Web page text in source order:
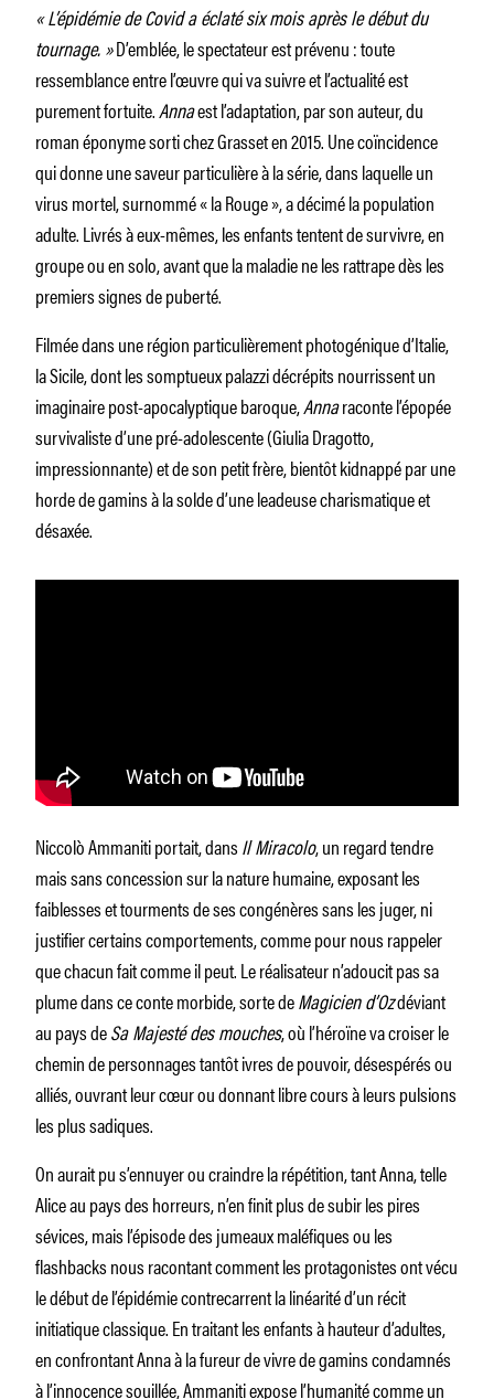
« L’épidémie de Covid a éclaté six mois après le début du
tournage. »D’emblée, le spectateur est prévenu : toute
ressemblance entre l’œuvre qui va suivre et l’actualité est
purement fortuite.Annaest l’adaptation, par son auteur, du
roman éponyme sorti chez Grasset en 2015. Une coïncidence
qui donne une saveur particulière à la série, dans laquelle un
virus mortel, surnommé « la Rouge », a décimé la population
adulte. Livrés à eux-mêmes, les enfants tentent de survivre, en
groupe ou en solo, avant que la maladie ne les rattrape dès les
premiers signes de puberté.
Filmée dans une région particulièrement photogénique d’Italie,
la Sicile, dont les somptueux palazzi décrépits nourrissent un
imaginaire post-apocalyptique baroque,Annaraconte l’épopée
survivaliste d’une pré-adolescente (Giulia Dragotto,
impressionnante) et de son petit frère, bientôt kidnappé par une
horde de gamins à la solde d’une leadeuse charismatique et
désaxée.
Niccolò Ammaniti portait, dansIl Miracolo, un regard tendre
mais sans concession sur la nature humaine, exposant les
faiblesses et tourments de ses congénères sans les juger, ni
justifier certains comportements, comme pour nous rappeler
que chacun fait comme il peut. Le réalisateur n’adoucit pas sa
plume dans ce conte morbide, sorte deMagicien d’Ozdéviant
au pays deSa Majesté des mouches, où l’héroïne va croiser le
chemin de personnages tantôt ivres de pouvoir, désespérés ou
alliés, ouvrant leur cœur ou donnant libre cours à leurs pulsions
les plus sadiques.
On aurait pu s’ennuyer ou craindre la répétition, tant Anna, telle
Alice au pays des horreurs, n’en finit plus de subir les pires
sévices, mais l’épisode des jumeaux maléfiques ou les
flashbacks nous racontant comment les protagonistes ont vécu
le début de l’épidémie contrecarrent la linéarité d’un récit
initiatique classique. En traitant les enfants à hauteur d’adultes,
en confrontant Anna à la fureur de vivre de gamins condamnés
à l’innocence souillée, Ammaniti expose l’humanité comme un